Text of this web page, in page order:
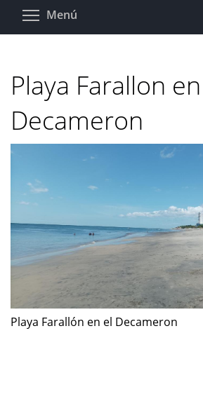
Pasar
Menú
Playa Farallon
Decameron
Playa Farallón en el Decameron